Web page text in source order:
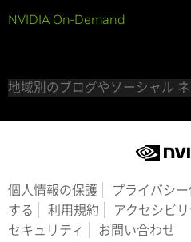
NVIDIA On-Demand
地域別のブログやソーシャル
個人情報の保護 プライバシ
する
利用規約 アクセシビリ
セキュリティ
お問い合わせ